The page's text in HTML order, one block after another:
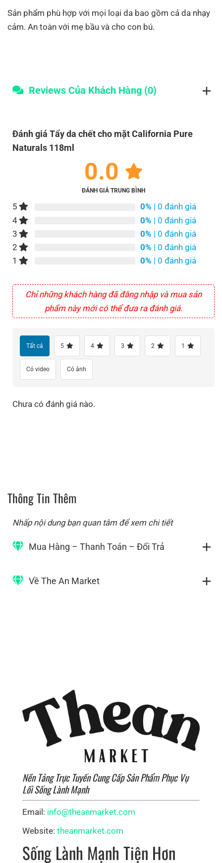
Sản phẩm phù hợp với mọi loại da bao gồm cả da nhạy
cảm. An toàn với mẹ bầu và cho con bú.
Reviews Của Khách Hàng (0)
Đánh giá Tẩy da chết cho mặt California Pure
Naturals 118ml
0.0
ĐÁNH GIÁ TRUNG BÌNH
5 0% | 0 đánh giá
4
0% | 0 đánh giá
3
0% | 0 đánh giá
2
0% | 0 đánh giá
1
0% | 0 đánh giá
Chỉ những khách hàng đã đăng nhập và mua sản
phẩm này mới có thể đưa ra đánh giá.
Tất cả 5 4 3 2 1
Có video Có ảnh
Chưa có đánh giá nào.
Thông Tin Thêm
Nhấp nội dung bạn quan tâm để xem chi tiết
Mua Hàng – Thanh Toán – Đổi Trả
Về The An Market
Nền Tảng Trực Tuyến Cung Cấp Sản Phẩm Phục Vụ
Lối Sống Lành Mạnh
Email: info@theanmarket.com
Website: theanmarket.com
Sống Lành Mạnh Tiện Hơn